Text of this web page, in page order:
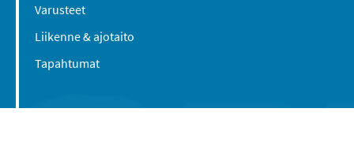
Varusteet
Liikenne & ajotaito
Tapahtumat